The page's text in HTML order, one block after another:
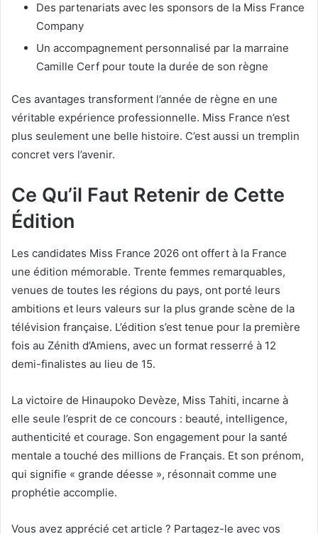
Des partenariats avec les sponsors de la Miss France
Company
Un accompagnement personnalisé par la marraine
Camille Cerf pour toute la durée de son règne
Ces avantages transforment l’année de règne en une
véritable expérience professionnelle. Miss France n’est
plus seulement une belle histoire. C’est aussi un tremplin
concret vers l’avenir.
Ce Qu’il Faut Retenir de Cette
Édition
Les candidates Miss France 2026 ont offert à la France
une édition mémorable. Trente femmes remarquables,
venues de toutes les régions du pays, ont porté leurs
ambitions et leurs valeurs sur la plus grande scène de la
télévision française. L’édition s’est tenue pour la première
fois au Zénith d’Amiens, avec un format resserré à 12
demi-finalistes au lieu de 15.
La victoire de Hinaupoko Devèze, Miss Tahiti, incarne à
elle seule l’esprit de ce concours : beauté, intelligence,
authenticité et courage. Son engagement pour la santé
mentale a touché des millions de Français. Et son prénom,
qui signifie « grande déesse », résonnait comme une
prophétie accomplie.
Vous avez apprécié cet article ? Partagez-le avec vos